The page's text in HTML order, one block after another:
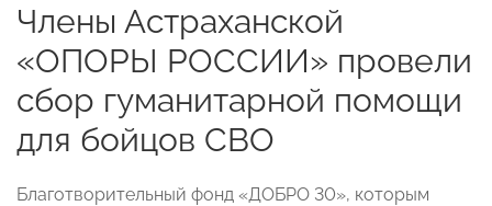
Члены Астраханской
«ОПОРЫ РОССИИ» провели
сбор гуманитарной помощи
для бойцов СВО
Благотворительный фонд «ДОБРО 30», которым